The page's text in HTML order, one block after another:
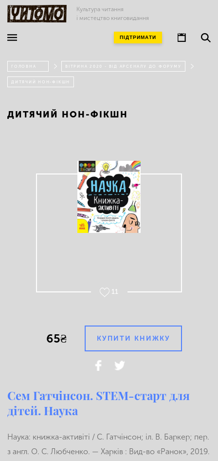
Культура читання
і мистецтво книговидання
ПІДТРИМАТИ
ГОЛОВНА ВІТРИНА 2020 - ВІД АРСЕНАЛУ ДО ФОРУМУ
ДИТЯЧИЙ НОН-ФІКШН
ДИТЯЧИЙ НОН-ФІКШН
11
65₴ КУПИТИ КНИЖКУ
Сем Гатчінсон. STEM-старт для
дітей. Наука
Наука: книжка-активіті / С. Гатчінсон; іл. В. Баркер; пер.
з англ. О. С. Любченко. — Харків : Вид-во «Ранок», 2019.